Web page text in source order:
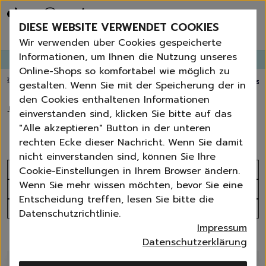
Bestseller
Angebote der Woche
Neu
Essentials für dein Zuhause
Universal & Ökoprodukte
Spring by Jenna
Sets
Reiniger
Küche
Bad | WC
Fenster | Glas | Spiegel
Möbelreiniger
Bodenreiniger
Wischmopps | Besen |
Außenreiniger
Bürsten
Zubehör
Nature All - Öko Reinigung
Erneut bestellen
GANGLETTERabonnieren undbis zu 30%Rabatt erhalten!
💥 Fugenbürste gratis ab 60 € Bestellwert⭐️ 4,8 TrustPilot score📦
🏠 Hygiene Handseifen
Handseifen
Sortieren nach
Produktanzahl
Alle Filter
4 Produkte
-5%
DIESE WEBSITE VERWENDET COOKIES
Wir verwenden über Cookies gespeicherte
Informationen, um Ihnen die Nutzung unseres
Online-Shops so komfortabel wie möglich zu
gestalten. Wenn Sie mit der Speicherung der in
den Cookies enthaltenen Informationen
einverstanden sind, klicken Sie bitte auf das
"Alle akzeptieren" Button in der unteren
rechten Ecke dieser Nachricht. Wenn Sie damit
nicht einverstanden sind, können Sie Ihre
Cookie-Einstellungen in Ihrem Browser ändern.
Wenn Sie mehr wissen möchten, bevor Sie eine
Entscheidung treffen, lesen Sie bitte die
Datenschutzrichtlinie.
Impressum
Datenschutzerklärung